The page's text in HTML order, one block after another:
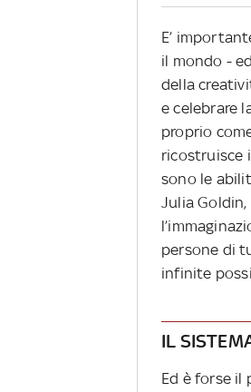
E’
il mondo -
della
e celebrare
proprio
ricostruisce
sono le
Julia Goldin,
persone di
infinite
IL
Ed è forse il